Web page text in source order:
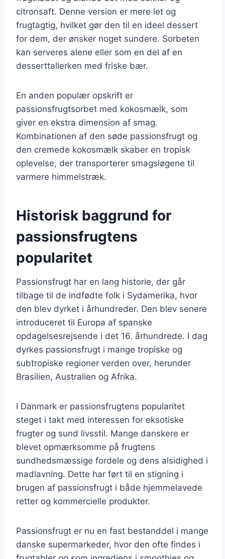
citronsaft. Denne version er mere let og
frugtagtig, hvilket gør den til en ideel dessert
for dem, der ønsker noget sundere. Sorbeten
kan serveres alene eller som en del af en
desserttallerken med friske bær.
En anden populær opskrift er
passionsfrugtsorbet med kokosmælk, som
giver en ekstra dimension af smag.
Kombinationen af den søde passionsfrugt og
den cremede kokosmælk skaber en tropisk
oplevelse, der transporterer smagsløgene til
varmere himmelstræk.
Historisk baggrund for
passionsfrugtens
popularitet
Passionsfrugt har en lang historie, der går
tilbage til de indfødte folk i Sydamerika, hvor
den blev dyrket i århundreder. Den blev senere
introduceret til Europa af spanske
opdagelsesrejsende i det 16. århundrede. I dag
dyrkes passionsfrugt i mange tropiske og
subtropiske regioner verden over, herunder
Brasilien, Australien og Afrika.
I Danmark er passionsfrugtens popularitet
steget i takt med interessen for eksotiske
frugter og sund livsstil. Mange danskere er
blevet opmærksomme på frugtens
sundhedsmæssige fordele og dens alsidighed i
madlavning. Dette har ført til en stigning i
brugen af passionsfrugt i både hjemmelavede
retter og kommercielle produkter.
Passionsfrugt er nu en fast bestanddel i mange
danske supermarkeder, hvor den ofte findes i